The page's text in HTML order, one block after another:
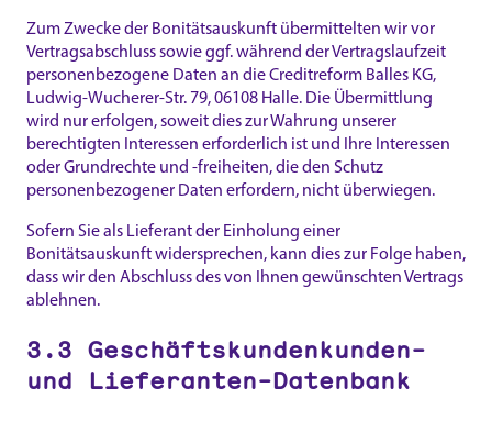
Zum Zwecke der Bonitätsauskunft übermittelten wir vor
Vertragsabschluss sowie ggf. während der Vertragslaufzeit
personenbezogene Daten an die Creditreform Balles KG,
Ludwig-Wucherer-Str. 79, 06108 Halle. Die Übermittlung
wird nur erfolgen, soweit dies zur Wahrung unserer
berechtigten Interessen erforderlich ist und Ihre Interessen
oder Grundrechte und -freiheiten, die den Schutz
personenbezogener Daten erfordern, nicht überwiegen.
Sofern Sie als Lieferant der Einholung einer
Bonitätsauskunft widersprechen, kann dies zur Folge haben,
dass wir den Abschluss des von Ihnen gewünschten Vertrags
ablehnen.
3.3 Geschäftskundenkunden-
und Lieferanten-Datenbank